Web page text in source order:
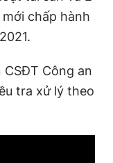
chấp hành
CSĐT Công an
tra xử lý theo